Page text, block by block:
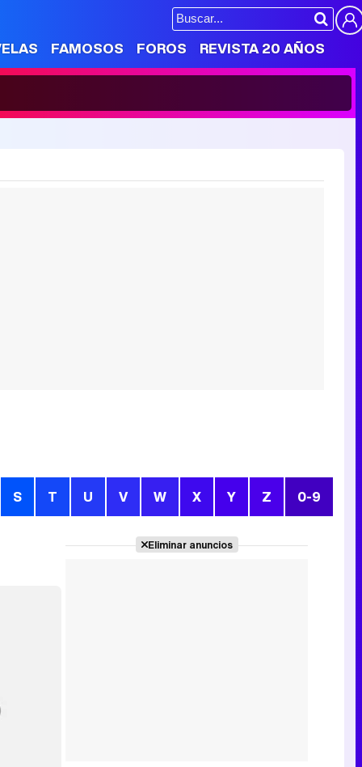
FAMOSOS FOROS REVISTA 20 AÑOS
S T U V W X Y Z 0-9
Eliminar anuncios